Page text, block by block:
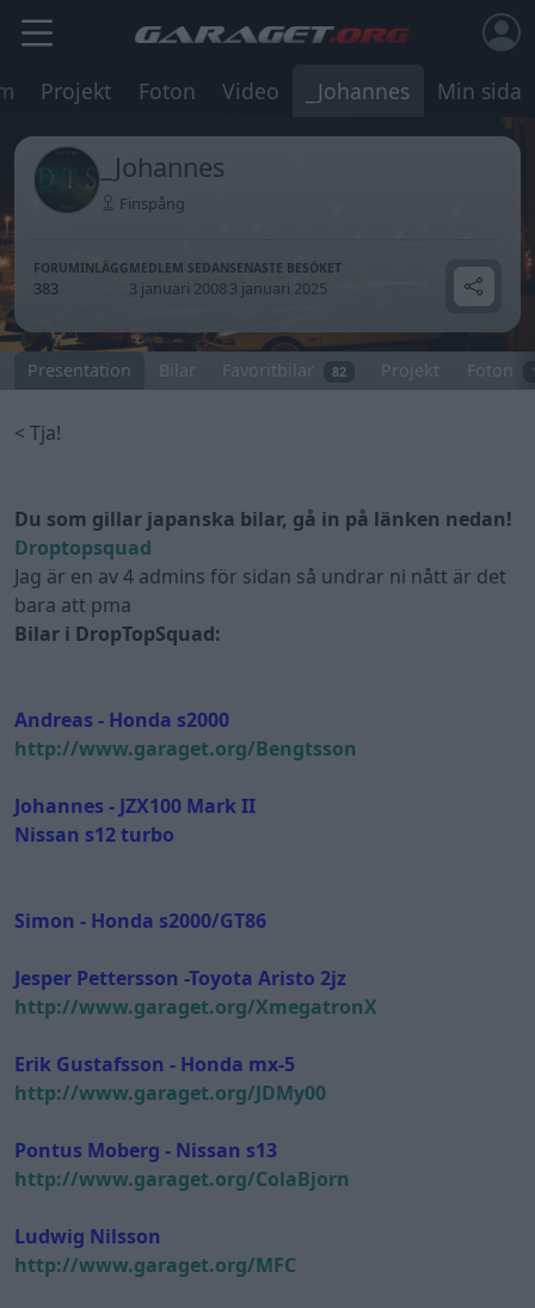
Projekt Foton Video _Johannes Min sida
_Johannes
Finspång
FORUMINLÄGG
383
MEDLEM SEDAN
3 januari 2008
SENASTE BESÖKET
3 januari 2025
Presentation Bilar Favoritbilar 82 Projekt Foton
< Tja!
Du som gillar japanska bilar, gå in på länken nedan!
Droptopsquad
Jag är en av 4 admins för sidan så undrar ni nått är det
bara att pma
Bilar i DropTopSquad:
Andreas - Honda s2000
http://www.garaget.org/Bengtsson
Johannes - JZX100 Mark II
Nissan s12 turbo
Simon - Honda s2000/GT86
Jesper Pettersson -Toyota Aristo 2jz
http://www.garaget.org/XmegatronX
Erik Gustafsson - Honda mx-5
http://www.garaget.org/JDMy00
Pontus Moberg - Nissan s13
http://www.garaget.org/ColaBjorn
Ludwig Nilsson
http://www.garaget.org/MFC